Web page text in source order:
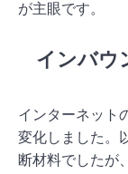
が主眼です。
インバウ
インターネット
変化しました。
断材料でしたが